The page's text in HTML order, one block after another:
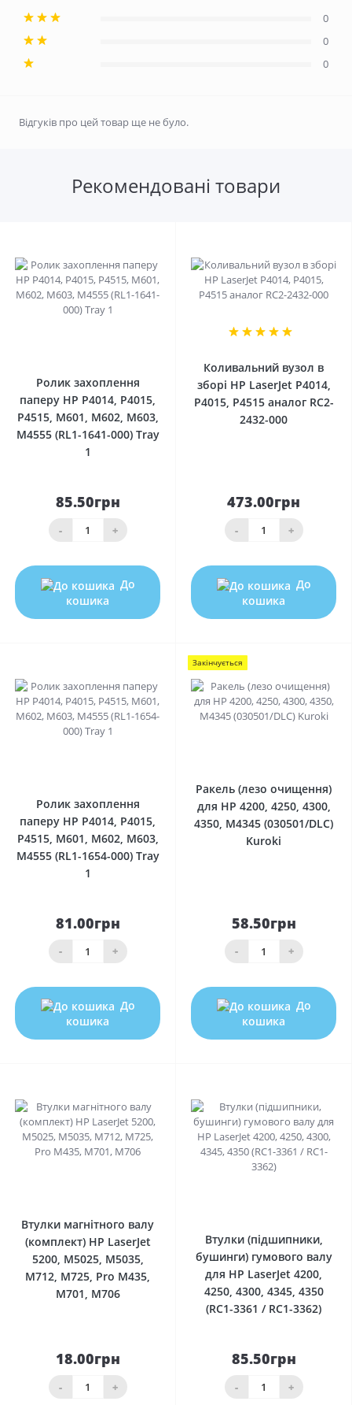
0
0
0
Відгуків про цей товар ще не було.
Рекомендовані товари
Ролик захоплення
паперу HP P4014, P4015,
P4515, M601, M602, M603,
M4555 (RL1-1641-000) Tray
1
85.50грн
- +
До
кошика
Коливальний вузол в
зборі HP LaserJet P4014,
P4015, P4515 аналог RC2-
2432-000
473.00грн
- +
До
кошика
Ролик захоплення
паперу HP P4014, P4015,
P4515, M601, M602, M603,
M4555 (RL1-1654-000) Tray
1
81.00грн
- +
До
кошика
Закінчується
Ракель (лезо очищення)
для HP 4200, 4250, 4300,
4350, M4345 (030501/DLC)
Kuroki
58.50грн
- +
До
кошика
Втулки магнітного валу
(комплект) HP LaserJet
5200, M5025, M5035,
M712, M725, Pro M435,
M701, M706
18.00грн
- +
Втулки (підшипники,
бушинги) гумового валу
для HP LaserJet 4200,
4250, 4300, 4345, 4350
(RC1-3361 / RC1-3362)
85.50грн
- +